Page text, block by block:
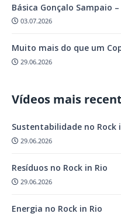
Básica Gonçalo Sampaio
03.07.2026
Muito mais do que um
29.06.2026
Vídeos mais
Sustentabilidade no Rock
29.06.2026
Resíduos no Rock in Rio
29.06.2026
Energia no Rock in Rio